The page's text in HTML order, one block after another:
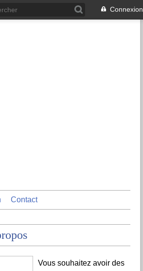
Connexion
Contact
Vous souhaitez avoir des